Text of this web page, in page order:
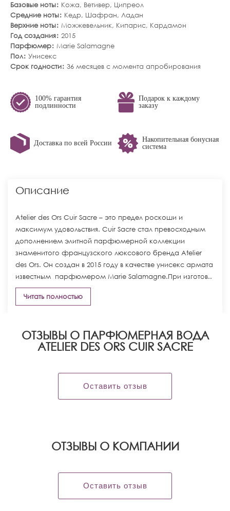
Базовые ноты
Кожа, Ветивер, Ципреол
Средние ноты
Кедр, Шафран, Ладан
Верхние ноты Можжевельник, Кипарис, Кардамон
Год создания 2015
Парфюмер Marie Salamagne
Пол Унисекс
Срок годности 36 месяцев с момента апробирования
100% гарантия
подлинности
Подарок к каждому
заказу
Доставка по всей России
Накопительная бонусная
система
Описание
Atelier des Ors Cuir Sacre – это предел роскоши и
максимум удовольствия. Cuir Sacre стал превосходным
дополнением элитной парфюмерной коллекции
знаменитого французского люксового бренда Atelier
des Ors. Он создан в 2015 году в качестве унисекс армата
известным парфюмером Marie Salamagne.При изготов..
Читать полностью
ОТЗЫВЫ О ПАРФЮМЕРНАЯ ВОДА
ATELIER DES ORS CUIR SACRE
Оставить отзыв
OТЗЫВЫ О КОМПАНИИ
Оставить отзыв